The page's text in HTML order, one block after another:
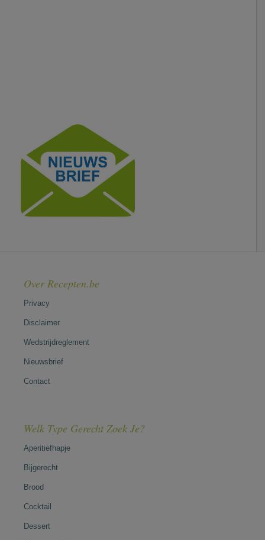
Over Recepten.be
Privacy
Disclaimer
Wedstrijdreglement
Nieuwsbrief
Contact
Welk Type Gerecht Zoek Je?
Aperitiefhapje
Bijgerecht
Brood
Cocktail
Dessert